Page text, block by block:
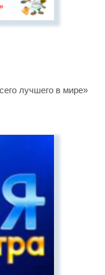
лучшего в мире»